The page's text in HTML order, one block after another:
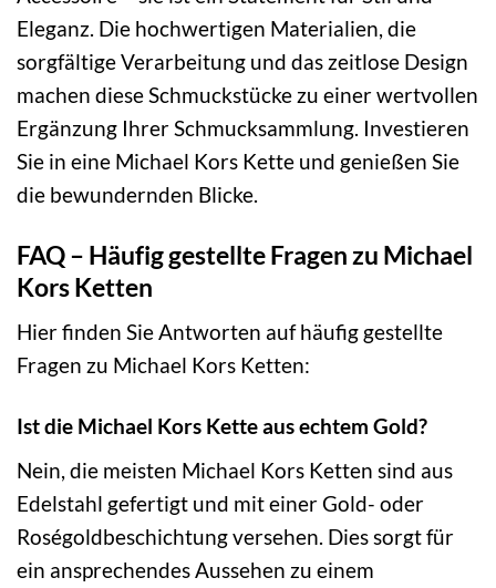
Eleganz. Die hochwertigen Materialien, die
sorgfältige Verarbeitung und das zeitlose Design
machen diese Schmuckstücke zu einer wertvollen
Ergänzung Ihrer Schmucksammlung. Investieren
Sie in eine Michael Kors Kette und genießen Sie
die bewundernden Blicke.
FAQ – Häufig gestellte Fragen zu Michael
Kors Ketten
Hier finden Sie Antworten auf häufig gestellte
Fragen zu Michael Kors Ketten:
Ist die Michael Kors Kette aus echtem Gold?
Nein, die meisten Michael Kors Ketten sind aus
Edelstahl gefertigt und mit einer Gold- oder
Roségoldbeschichtung versehen. Dies sorgt für
ein ansprechendes Aussehen zu einem